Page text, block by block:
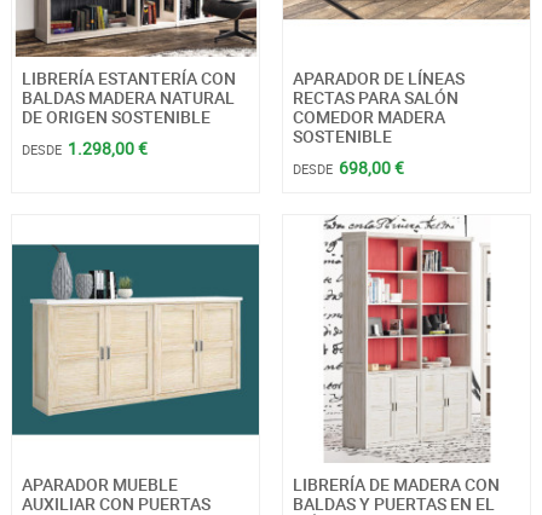
LIBRERÍA ESTANTERÍA CON
BALDAS MADERA NATURAL
DE ORIGEN SOSTENIBLE
DESDE 1.298,00 €
APARADOR DE LÍNEAS
RECTAS PARA SALÓN
COMEDOR MADERA
SOSTENIBLE
DESDE 698,00 €
APARADOR MUEBLE
AUXILIAR CON PUERTAS
LIBRERÍA DE MADERA CON
BALDAS Y PUERTAS EN EL